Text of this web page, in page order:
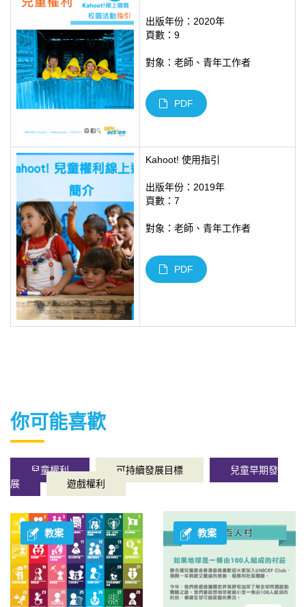
出版年份：2020年
頁數：9
對象：老師、青年工作者
PDF
Kahoot! 使用指引
出版年份：2019年
頁數：7
對象：老師、青年工作者
PDF
你可能喜歡
兒童權利 可持續發展目標
兒童早期發
展
遊戲權利
教案 教案